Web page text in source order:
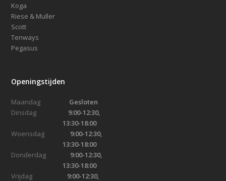
Koga
Riese & Muller
Scott
Tenways
Pegasus
Openingstijden
Maandag Gesloten
Dinsdag 9:00-12:30,
13:30-18:00
Woensdag
9:00-12:30,
13:30-18:00
Donderdag 9:00-12:30,
13:30-18:00
Vrijdag 9:00-12:30,